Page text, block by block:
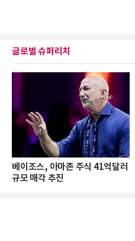
글로벌 슈퍼리치
베이조스, 아마존 주식 41억달러
규모 매각 추진